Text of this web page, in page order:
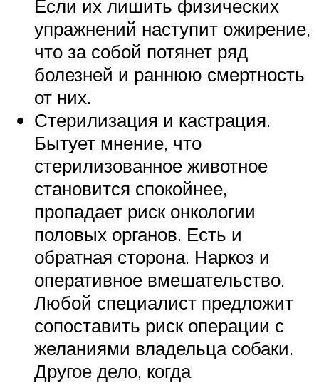
Если их лишить физических
упражнений наступит ожирение,
что за собой потянет ряд
болезней и раннюю смертность
от них.
Стерилизация и кастрация.
Бытует мнение, что
стерилизованное животное
становится спокойнее,
пропадает риск онкологии
половых органов. Есть и
обратная сторона. Наркоз и
оперативное вмешательство.
Любой специалист предложит
сопоставить риск операции с
желаниями владельца собаки.
Другое дело, когда